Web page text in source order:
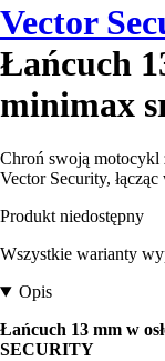
Vector
Łańcuch
minimax
Chroń swoją motocykl
Vector Security,
Produkt niedostępny
Wszystkie warianty
Opis
Łańcuch 13 mm w
SECURITY